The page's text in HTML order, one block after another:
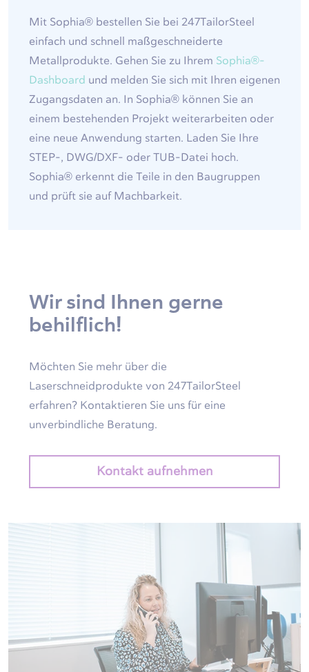
Mit Sophia® bestellen Sie bei 247TailorSteel
einfach und schnell maßgeschneiderte
Metallprodukte. Gehen Sie zu Ihrem Sophia®-
Dashboard und melden Sie sich mit Ihren eigenen
Zugangsdaten an. In Sophia® können Sie an
einem bestehenden Projekt weiterarbeiten oder
eine neue Anwendung starten. Laden Sie Ihre
STEP-, DWG/DXF- oder TUB-Datei hoch.
Sophia® erkennt die Teile in den Baugruppen
und prüft sie auf Machbarkeit.
Wir sind Ihnen gerne
behilflich!
Möchten Sie mehr über die
Laserschneidprodukte von 247TailorSteel
erfahren? Kontaktieren Sie uns für eine
unverbindliche Beratung.
Kontakt aufnehmen